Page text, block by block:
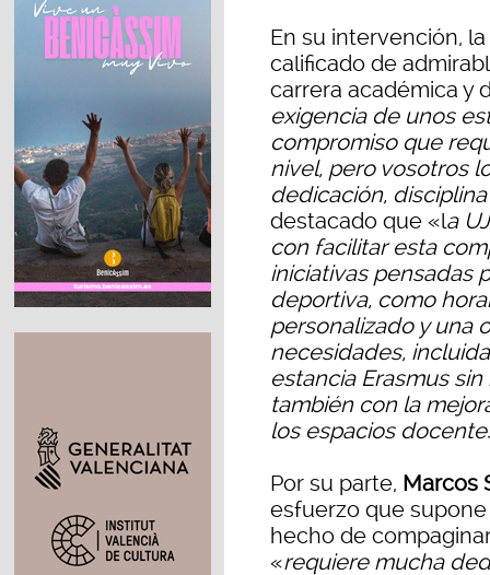
En su intervención,
calificado de
carrera académica y
exigencia de unos
compromiso que
nivel, pero vosotros
dedicación,
destacado que «la
con facilitar esta
iniciativas pensadas
deportiva, como
personalizado y una
necesidades,
estancia Erasmus
también con la
los espacios
Por su parte, Marcos
esfuerzo que
hecho de
«requiere mucha